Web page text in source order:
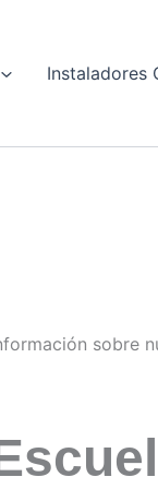
Instaladores
sobre